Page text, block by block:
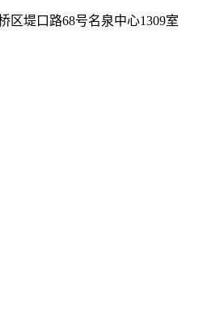
区堤口路68号名泉中心1309室